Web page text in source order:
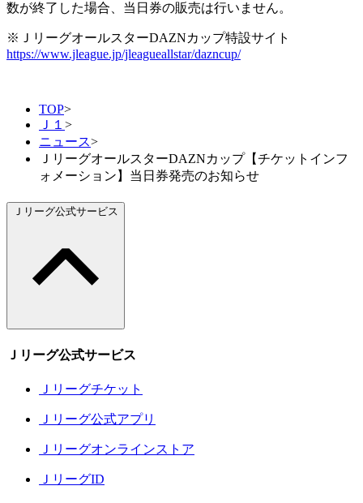
数が終了した場合、当日券の販売は行いません。
※ＪリーグオールスターDAZNカップ特設サイト
https://www.jleague.jp/jleagueallstar/dazncup/
TOP>
Ｊ１ >
ニュース>
ＪリーグオールスターDAZNカップ【チケットインフ
ォメーション】当日券発売のお知らせ
Ｊリーグ公式サービス
Ｊリーグ公式サービス
Ｊリーグチケット
Ｊリーグ公式アプリ
Ｊリーグオンラインストア
ＪリーグID